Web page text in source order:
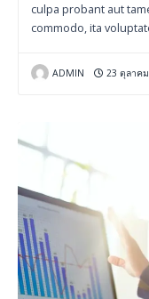
culpa probant aut
commodo, ita
ADMIN 23 ตุลาค